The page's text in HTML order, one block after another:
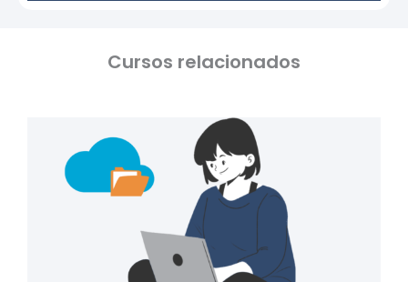
Cursos relacionados